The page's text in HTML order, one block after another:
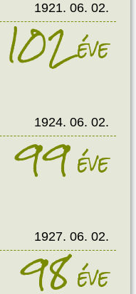
1921. 06. 02.
102éve
1924. 06. 02.
99éve
1927. 06. 02.
98éve